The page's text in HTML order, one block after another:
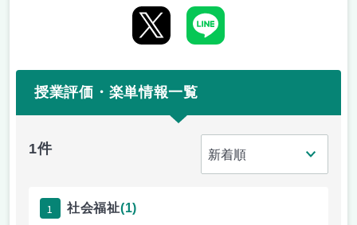
授業評価・楽単情報一覧
1件
1 社会福祉(1)